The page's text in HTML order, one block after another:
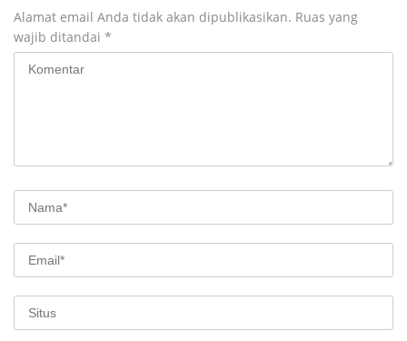
Alamat email Anda tidak akan dipublikasikan. Ruas yang
wajib ditandai *